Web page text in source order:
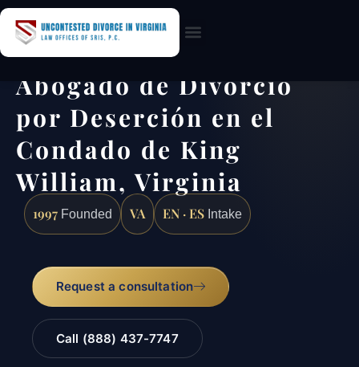
Abogado de Divorcio
por Deserción en el
Condado de King
William, Virginia
1997 Founded VA EN · ES Intake
Request a consultation
Call (888) 437-7747